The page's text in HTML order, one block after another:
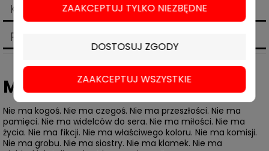
Koszty dostawy
Cena nie zawiera ewentualnych kosztów płatności
Produkty powiązane
Mariusz Szczygieł,Nie ma
Nie ma kogoś. Nie ma czegoś. Nie ma przeszłości. Nie ma
pamięci. Nie ma widelców do sera. Nie ma miłości. Nie ma
życia. Nie ma fikcji. Nie ma właściwego koloru. Nie ma komisji.
Nie ma grobu. Nie ma siostry. Nie ma klamek. Nie ma
ZAAKCEPTUJ TYLKO NIEZBĘDNE
DOSTOSUJ ZGODY
ZAAKCEPTUJ WSZYSTKIE